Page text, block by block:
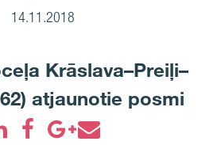
14.11.2018
Krāslava–Preiļi–
atjaunotie posmi